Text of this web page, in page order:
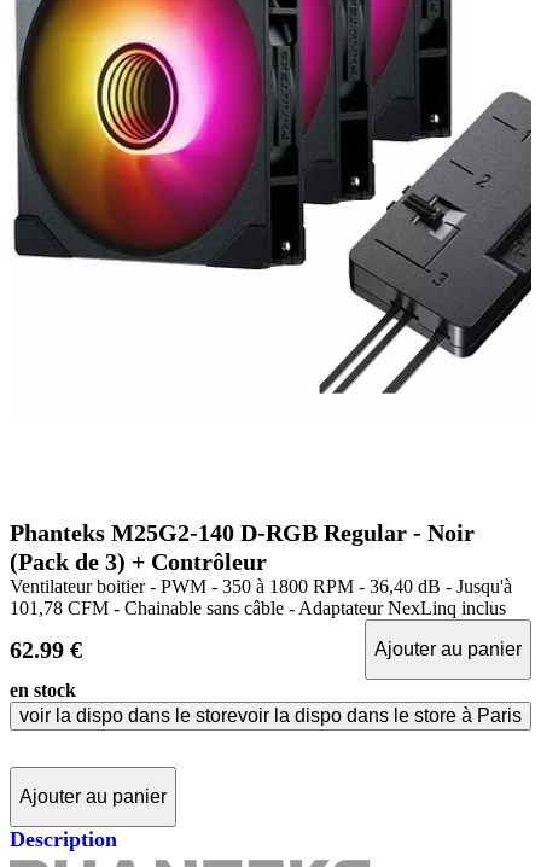
Phanteks M25G2-140 D-RGB Regular - Noir
(Pack de 3) + Contrôleur
Ventilateur boitier - PWM - 350 à 1800 RPM - 36,40 dB - Jusqu'à
101,78 CFM - Chainable sans câble - Adaptateur NexLinq inclus
62.99 €
Ajouter au panier
en stock
voir la dispo dans le storevoir la dispo dans le store à Paris
Ajouter au panier
Description